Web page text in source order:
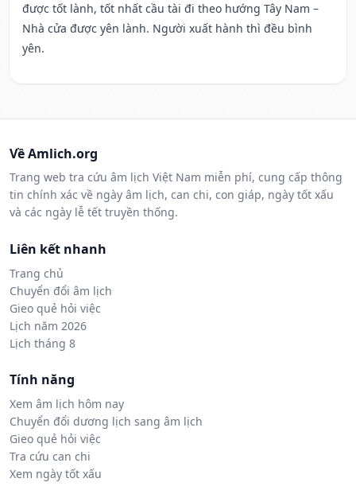
được tốt lành, tốt nhất cầu tài đi theo hướng Tây Nam –
Nhà cửa được yên lành. Người xuất hành thì đều bình
yên.
Về Amlich.org
Trang web tra cứu âm lịch Việt Nam miễn phí, cung cấp thông
tin chính xác về ngày âm lịch, can chi, con giáp, ngày tốt xấu
và các ngày lễ tết truyền thống.
Liên kết nhanh
Trang chủ
Chuyển đổi âm lịch
Gieo quẻ hỏi việc
Lịch năm 2026
Lịch tháng 8
Tính năng
Xem âm lịch hôm nay
Chuyển đổi dương lịch sang âm lịch
Gieo quẻ hỏi việc
Tra cứu can chi
Xem ngày tốt xấu